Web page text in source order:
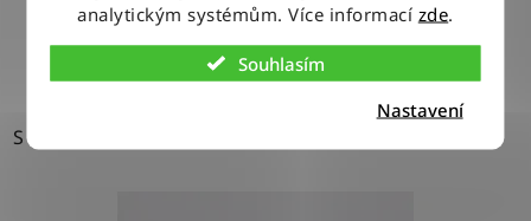
analytickým systémům. Více informací zde.
Souhlasím
Nastavení
DETAIL
S